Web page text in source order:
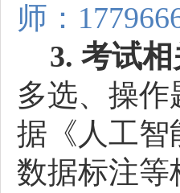
师：
3. 考试
多选、操作
据《人工智
数据标注等